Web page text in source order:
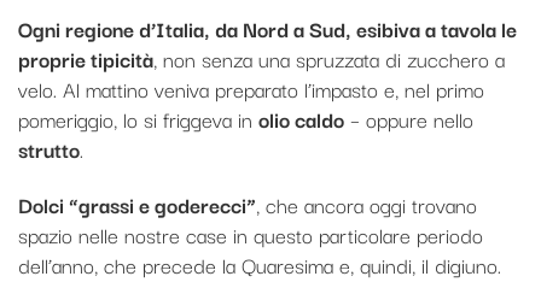
Ogni regione d’Italia, da Nord a Sud, esibiva a tavola le
proprie tipicità, non senza una spruzzata di zucchero a
velo. Al mattino veniva preparato l’impasto e, nel primo
pomeriggio, lo si friggeva in olio caldo– oppure nello
strutto.
Dolci “grassi e goderecci”, che ancora oggi trovano
spazio nelle nostre case in questo particolare periodo
dell’anno, che precede la Quaresima e, quindi, il digiuno.